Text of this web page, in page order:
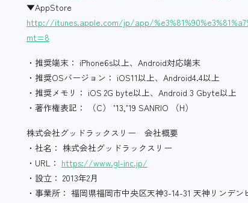
▼AppStore
http://itunes.apple.com/jp/app/
mt=8
・推奨端末： iPhone6s以上、Android対応端末
・推奨OSバージョン： iOS11以上、Android4.4以上
・推奨メモリ： iOS 2G byte以上、Android 3 Gbyte以上
・著作権表記： （C） ’13,’19 SANRIO （H）
株式会社グッドラックスリー 会社概要
・社名： 株式会社グッドラックスリー
・URL： https://www.gl-inc.jp/
・設立： 2013年2月
・事業所： 福岡県福岡市中央区天神3-14-31 天神リンデン